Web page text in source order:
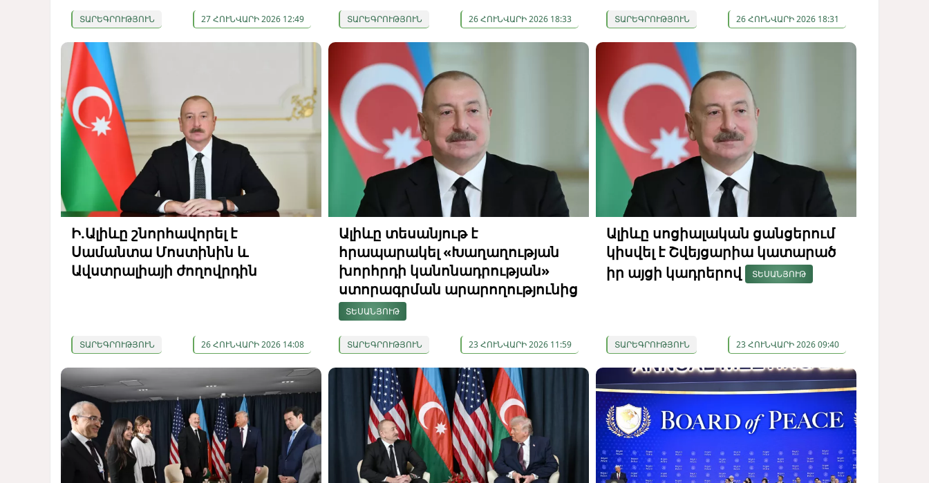
ՏԱՐԵԳՐՈՒԹՅՈՒՆ 27 ՀՈՒՆՎԱՐԻ 2026 12:49 ՏԱՐԵԳՐՈՒԹՅՈՒՆ 26 ՀՈՒՆՎԱՐԻ 2026 18:33 ՏԱՐԵԳՐՈՒԹՅՈՒՆ 26 ՀՈՒՆՎԱՐԻ 2026 18:31
Ի.Ալիևը շնորհավորել է
Սամանտա Մոստինին և
Ավստրալիայի ժողովրդին
ՏԱՐԵԳՐՈՒԹՅՈՒՆ 26 ՀՈՒՆՎԱՐԻ 2026 14:08
Ալիևը տեսանյութ է
հրապարակել «Խաղաղության
խորհրդի կանոնադրության»
ստորագրման արարողությունից
ՏԵՍԱՆՅՈՒԹ
ՏԱՐԵԳՐՈՒԹՅՈՒՆ 23 ՀՈՒՆՎԱՐԻ 2026 11:59
Ալիևը սոցիալական ցանցերում
կիսվել է Շվեյցարիա կատարած
իր այցի կադրերով
ՏԵՍԱՆՅՈՒԹ
ՏԱՐԵԳՐՈՒԹՅՈՒՆ 23 ՀՈՒՆՎԱՐԻ 2026 09:40